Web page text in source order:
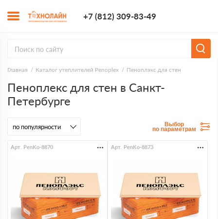
+7 (812) 309-83-49
Главная Каталог утеплителей Penoplex Пеноплэкс для стен
Пеноплекс для стен в Санкт-
Петербурге
Выбор
по параметрам
Арт. PenKo-8870 Арт. PenKo-8873